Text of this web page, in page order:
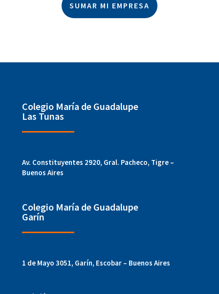
SUMAR MI EMPRESA
Colegio María de Guadalupe
Las Tunas
Av. Constituyentes 2920, Gral. Pacheco, Tigre –
Buenos Aires
Colegio María de Guadalupe
Garín
1 de Mayo 3051, Garín, Escobar – Buenos Aires